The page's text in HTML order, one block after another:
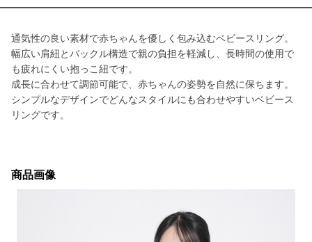
通気性の良い素材で赤ちゃんを優しく包み込むベビースリング。
幅広い肩紐とバックル構造で親の負担を軽減し、長時間の使用で
も疲れにくい抱っこ紐です。
成長に合わせて調節可能で、赤ちゃんの姿勢を自然に保ちます。
シンプルなデザインでどんなスタイルにも合わせやすいベビース
リングです。
商品画像